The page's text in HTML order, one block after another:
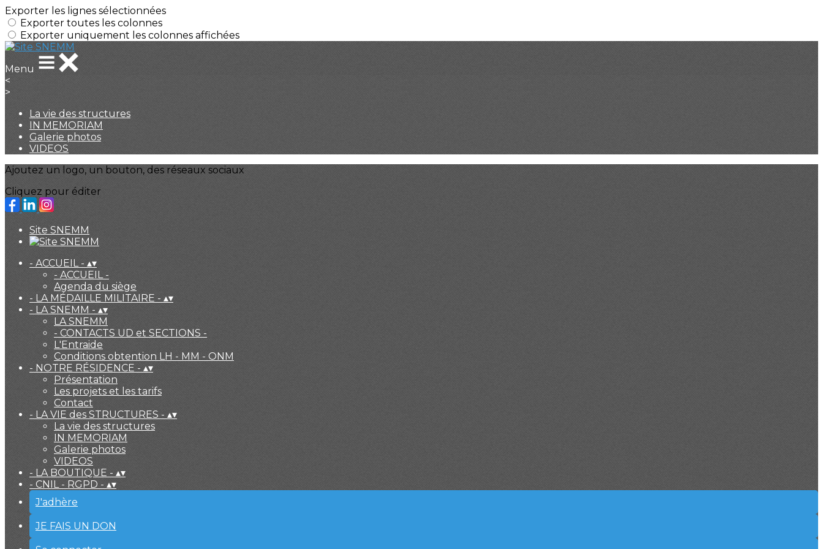
Exporter les lignes sélectionnées
Exporter toutes les colonnes
Exporter uniquement les colonnes affichées
Menu
<
>
La vie des structures
IN MEMORIAM
Galerie photos
VIDEOS
Ajoutez un logo, un bouton, des réseaux sociaux
Cliquez pour éditer
Site SNEMM
- ACCUEIL - ▴▾
- ACCUEIL -
Agenda du siège
- LA MÉDAILLE MILITAIRE - ▴▾
- LA SNEMM - ▴▾
LA SNEMM
- CONTACTS UD et SECTIONS -
L'Entraide
Conditions obtention LH - MM - ONM
- NOTRE RÉSIDENCE - ▴▾
Présentation
Les projets et les tarifs
Contact
- LA VIE des STRUCTURES - ▴▾
La vie des structures
IN MEMORIAM
Galerie photos
VIDEOS
- LA BOUTIQUE - ▴▾
- CNIL - RGPD - ▴▾
J'adhère
JE FAIS UN DON